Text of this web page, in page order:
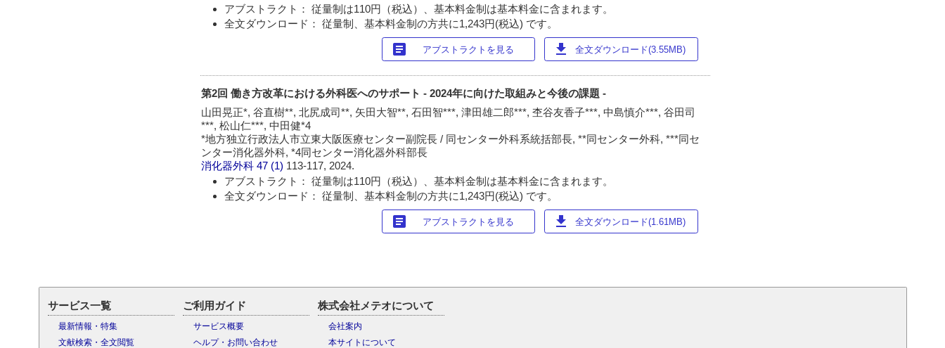
アブストラクト： 従量制は110円（税込）、基本料金制は基本料金に含まれます。
全文ダウンロード： 従量制、基本料金制の方共に1,243円(税込) です。
article アブストラクトを見る download 全文ダウンロード(3.55MB)
第2回 働き方改革における外科医へのサポート - 2024年に向けた取組みと今後の課題 -
山田晃正*, 谷直樹**, 北尻成司**, 矢田大智**, 石田智***, 津田雄二郎***, 杢谷友香子***, 中島慎介***, 谷田司
***, 松山仁***, 中田健*4
*地方独立行政法人市立東大阪医療センター副院長 / 同センター外科系統括部長, **同センター外科, ***同セ
ンター消化器外科, *4同センター消化器外科部長
消化器外科 47 (1) 113-117, 2024.
アブストラクト： 従量制は110円（税込）、基本料金制は基本料金に含まれます。
全文ダウンロード： 従量制、基本料金制の方共に1,243円(税込) です。
article アブストラクトを見る download 全文ダウンロード(1.61MB)
サービス一覧
最新情報・特集
文献検索・全文閲覧
ご利用ガイド
サービス概要
ヘルプ・お問い合わせ
株式会社メテオについて
会社案内
本サイトについて